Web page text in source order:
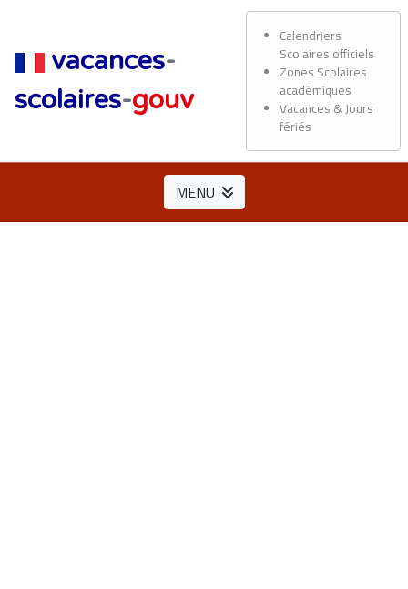
vacances-
scolaires-gouv
Calendriers
Scolaires officiels
Zones Scolaires
académiques
Vacances & Jours
fériés
MENU